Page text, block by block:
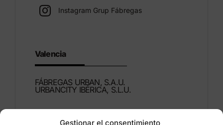
Gestionar el consentimiento
Instagram Grup Fábregas
Valencia
FÁBREGAS URBAN, S.A.U.
URBANCITY IBÉRICA, S.L.U.